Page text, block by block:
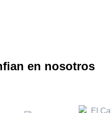
en nosotros